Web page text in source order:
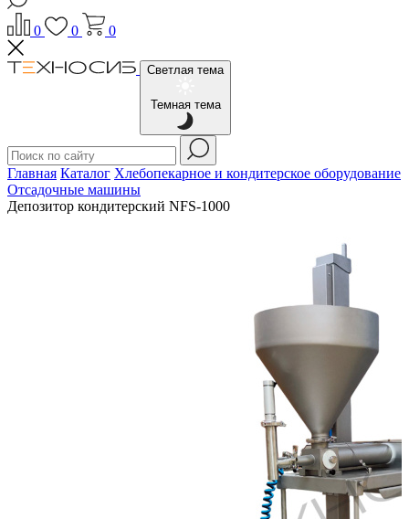
0 0 0
Светлая тема
Темная тема
Главная Каталог Хлебопекарное и кондитерское оборудование
Отсадочные машины
Депозитор кондитерский NFS-1000